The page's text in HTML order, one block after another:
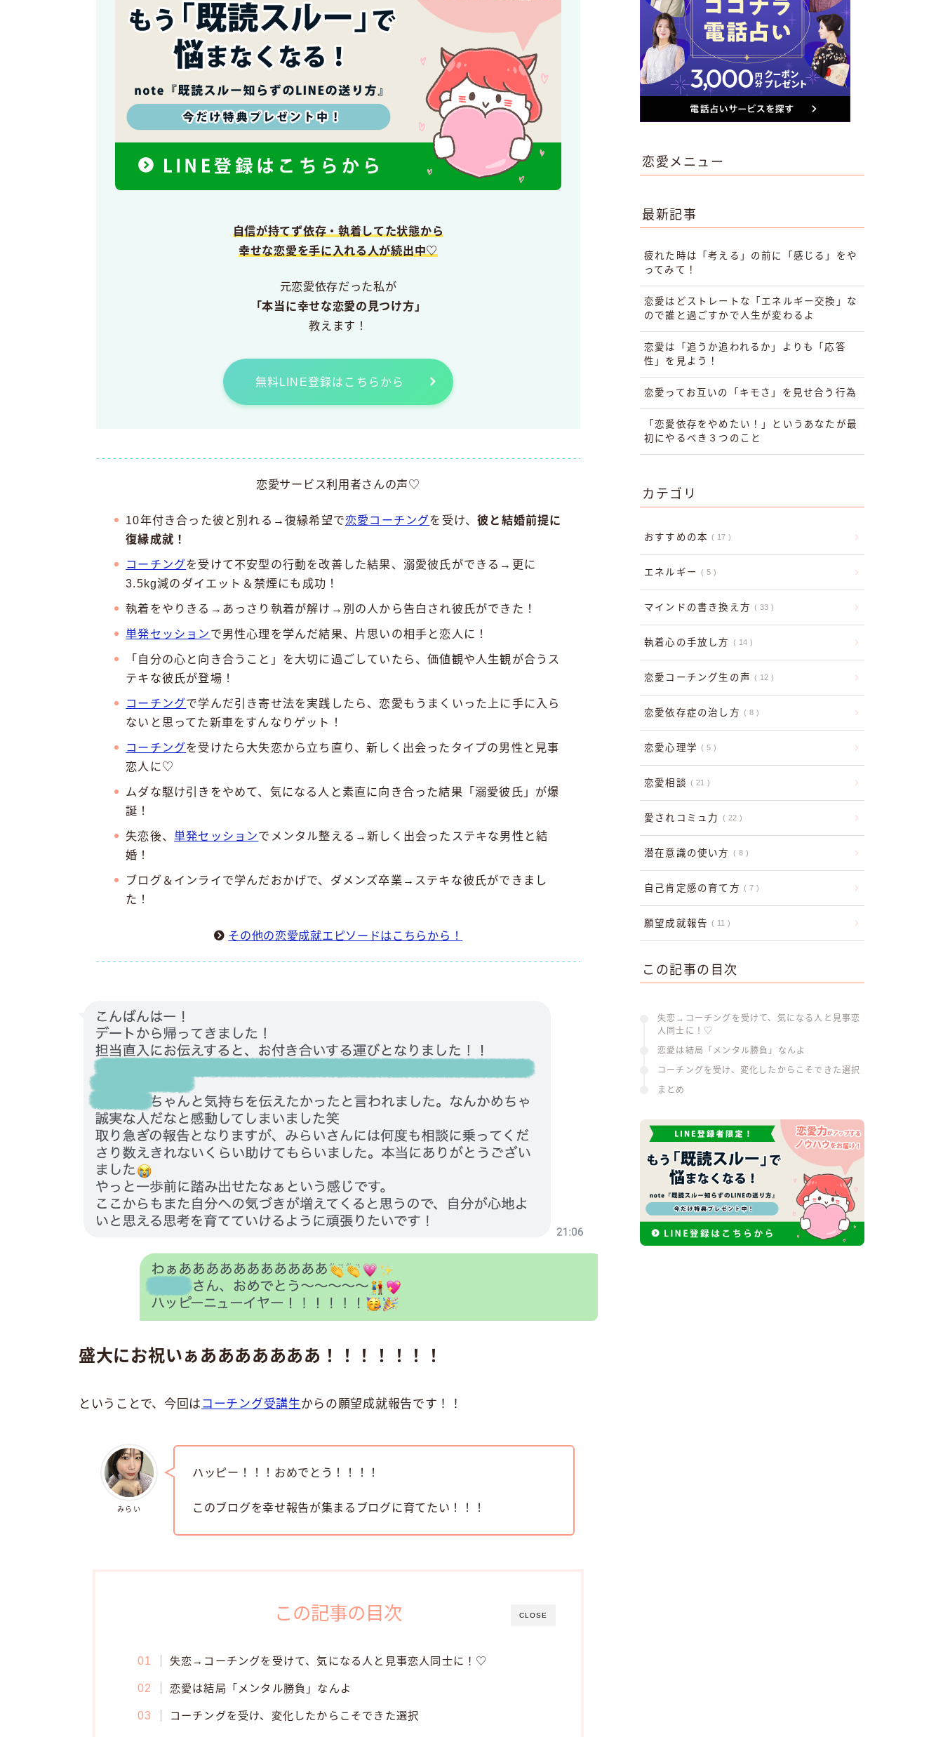
自信が持てず依存・執着してた状態から
幸せな恋愛を手に入れる人が続出中♡
元恋愛依存だった私が
「本当に幸せな恋愛の見つけ方」
教えます！
無料LINE登録はこちらから
恋愛サービス利用者さんの声♡
10年付き合った彼と別れる→復縁希望で恋愛コーチングを受け、彼と結婚前提に
復縁成就！
コーチングを受けて不安型の行動を改善した結果、溺愛彼氏ができる→更に
3.5kg減のダイエット＆禁煙にも成功！
執着をやりきる→あっさり執着が解け→別の人から告白され彼氏ができた！
単発セッション で男性心理を学んだ結果、片思いの相手と恋人に！
「自分の心と向き合うこと」を大切に過ごしていたら、価値観や人生観が合うス
テキな彼氏が登場！
コーチングで学んだ引き寄せ法を実践したら、恋愛もうまくいった上に手に入ら
ないと思ってた新車をすんなりゲット！
コーチングを受けたら大失恋から立ち直り、新しく出会ったタイプの男性と見事
恋人に♡
ムダな駆け引きをやめて、気になる人と素直に向き合った結果「溺愛彼氏」が爆
誕！
失恋後、単発セッションでメンタル整える→新しく出会ったステキな男性と結
婚！
ブログ＆インライで学んだおかげで、ダメンズ卒業→ステキな彼氏ができまし
た！
その他の恋愛成就エピソードはこちらから！
盛大にお祝いぁあああああああ！！！！！！！
ということで、今回は コーチング受講生からの願望成就報告です！！
みらい
ハッピー！！！おめでとう！！！！
このブログを幸せ報告が集まるブログに育てたい！！！
CLOSE
この記事の目次
失恋→コーチングを受けて、気になる人と見事恋人同士に！♡
恋愛は結局「メンタル勝負」なんよ
コーチングを受け、変化したからこそできた選択
恋愛メニュー
最新記事
疲れた時は「考える」の前に「感じる」をや
ってみて！
恋愛はどストレートな「エネルギー交換」な
ので誰と過ごすかで人生が変わるよ
恋愛は「追うか追われるか」よりも「応答
性」を見よう！
恋愛ってお互いの「キモさ」を見せ合う行為
「恋愛依存をやめたい！」というあなたが最
初にやるべき３つのこと
カテゴリ
おすすめの本 17
エネルギー 5
マインドの書き換え方 33
執着心の手放し方 14
恋愛コーチング生の声 12
恋愛依存症の治し方 8
恋愛心理学 5
恋愛相談 21
愛されコミュ力 22
潜在意識の使い方 8
自己肯定感の育て方 7
願望成就報告 11
この記事の目次
失恋→コーチングを受けて、気になる人と見事恋
人同士に！♡
恋愛は結局「メンタル勝負」なんよ
コーチングを受け、変化したからこそできた選択
まとめ